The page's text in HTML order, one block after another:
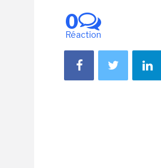
0
Réaction